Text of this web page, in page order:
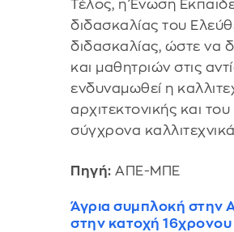
Τέλος, η Ένωση
διδασκαλίας του
διδασκαλίας, ώστε να
και μαθητριών στις
ενδυναμωθεί η
αρχιτεκτονικής και
σύγχρονα
Πηγή: ΑΠΕ-ΜΠΕ
Άγρια συμπλοκή στην
στην κατοχή 16χρονου